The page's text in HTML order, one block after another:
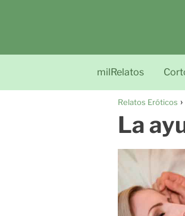
milRelatos
Relatos Eróticos
La